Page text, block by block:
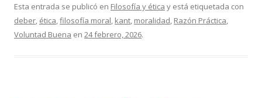
Esta entrada se publicó en Filosofía y ética y está etiquetada con
deber, ética,filosofía moral, kant, moralidad, Razón Práctica,
Voluntad Buena en 24 febrero, 2026.